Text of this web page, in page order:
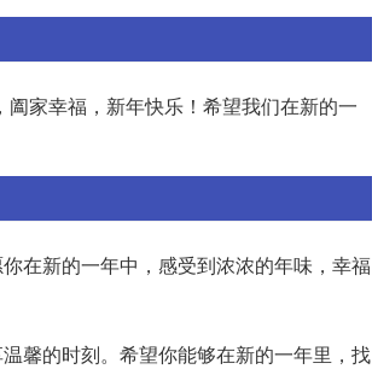
家幸福，新年快乐！希望我们在新的一
在新的一年中，感受到浓浓的年味，幸福
馨的时刻。希望你能够在新的一年里，找